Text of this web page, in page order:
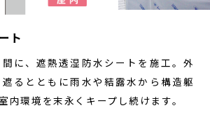
ト
に、遮熱透湿防水シートを施工。外
るとともに雨水や結露水から構造躯
内環境を末永くキープし続けます。